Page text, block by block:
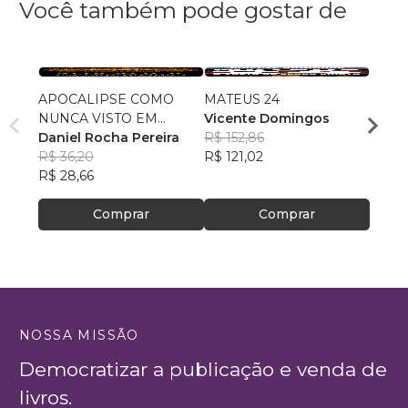
Você também pode gostar de
APOCALIPSE COMO
NUNCA VISTO EM
CRONOLOGIA
Daniel Rocha Pereira
R$ 36,20
R$ 28,66
Comprar
MATEUS 24
Vicente Domingos
R$ 152,86
R$ 121,02
Comprar
NOSSA MISSÃO
Democratizar a publicação e venda de
livros.